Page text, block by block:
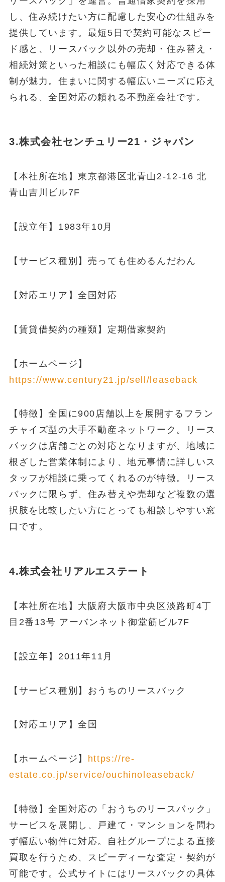
し、住み続けたい方に配慮した安心の仕組みを
提供しています。最短5日で契約可能なスピー
ド感と、リースバック以外の売却・住み替え・
相続対策といった相談にも幅広く対応できる体
制が魅力。住まいに関する幅広いニーズに応え
られる、全国対応の頼れる不動産会社です。
3.株式会社センチュリー21・ジャパン
【本社所在地】東京都港区北青山2-12-16 北
青山吉川ビル7F
【設立年】1983年10月
【サービス種別】売っても住めるんだわん
【対応エリア】全国対応
【賃貸借契約の種類】定期借家契約
【ホームページ】
https://www.century21.jp/sell/leaseback
【特徴】全国に900店舗以上を展開するフラン
チャイズ型の大手不動産ネットワーク。リース
バックは店舗ごとの対応となりますが、地域に
根ざした営業体制により、地元事情に詳しいス
タッフが相談に乗ってくれるのが特徴。リース
バックに限らず、住み替えや売却など複数の選
択肢を比較したい方にとっても相談しやすい窓
口です。
4.株式会社リアルエステート
【本社所在地】大阪府大阪市中央区淡路町4丁
目2番13号 アーバンネット御堂筋ビル7F
【設立年】2011年11月
【サービス種別】おうちのリースバック
【対応エリア】全国
【ホームページ】
https://re-
estate.co.jp/service/ouchinoleaseback/
【特徴】全国対応の「おうちのリースバック」
サービスを展開し、戸建て・マンションを問わ
ず幅広い物件に対応。自社グループによる直接
買取を行うため、スピーディーな査定・契約が
可能です。公式サイトにはリースバックの具体